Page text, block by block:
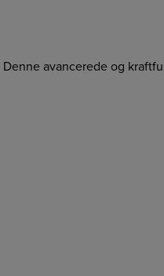
avancerede og